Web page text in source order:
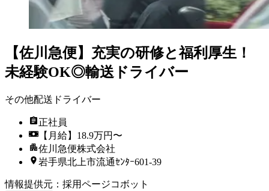
【佐川急便】充実の研修と福利厚生！
未経験OK◎輸送ドライバー
その他配送ドライバー
正社員
【月給】18.9万円〜
佐川急便株式会社
岩手県北上市流通ｾﾝﾀｰ601-39
情報提供元 ： 採用ページコボット